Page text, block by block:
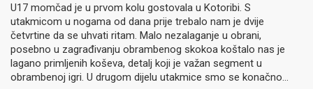
U17 momčad je u prvom kolu gostovala u Kotoribi. S
utakmicom u nogama od dana prije trebalo nam je dvije
četvrtine da se uhvati ritam. Malo nezalaganje u obrani,
posebno u zagrađivanju obrambenog skokoa koštalo nas je
lagano primljenih koševa, detalj koji je važan segment u
obrambenoj igri. U drugom dijelu utakmice smo se konačno…